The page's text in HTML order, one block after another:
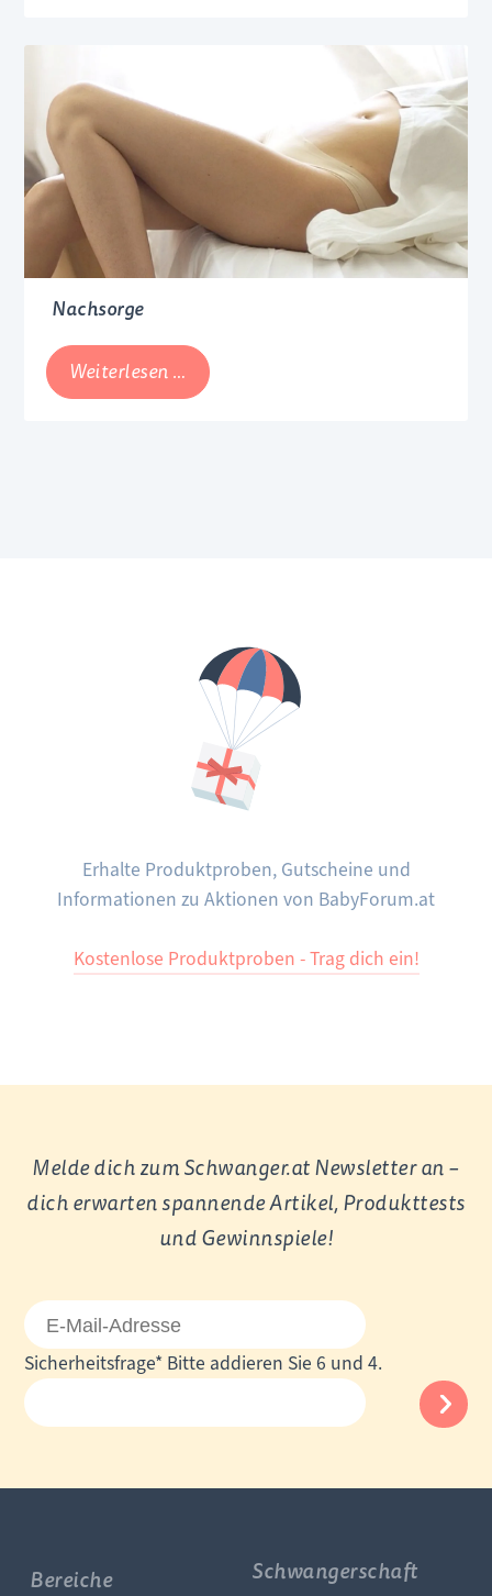
Nachsorge
Weiterlesen … Nachsorge
Erhalte Produktproben, Gutscheine und
Informationen zu Aktionen von BabyForum.at
Kostenlose Produktproben - Trag dich ein!
Melde dich zum Schwanger.at Newsletter an –
dich erwarten spannende Artikel, Produkttests
und Gewinnspiele!
E-
Mail-
Adresse
Pflichtfeld
Sicherheitsfrage* Bitte addieren Sie 6 und 4.
Bereiche Schwangerschaft